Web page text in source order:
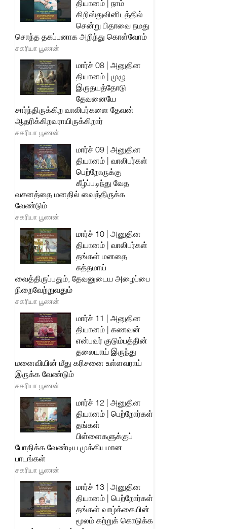
தியானம் | நாம்
கிறிஸ்துவினிடத்தில்
சென்று பிதாவை நமது
சொந்த தகப்பனாக அறிந்து கொள்வோம்
சகரியா பூணன்
மார்ச் 08 | அனுதின
தியானம் | முழு
இருதயத்தோடு
தேவனையே
சார்ந்திருக்கிற வாலிபர்களை தேவன்
ஆதரிக்கிறவராயிருக்கிறார்
சகரியா பூணன்
மார்ச் 09 | அனுதின
தியானம் | வாலிபர்கள்
பெற்றோருக்கு
கீழ்ப்படிந்து வேத
வசனத்தை மனதில் வைத்திருக்க
வேண்டும்
சகரியா பூணன்
மார்ச் 10 | அனுதின
தியானம் | வாலிபர்கள்
தங்கள் மனதை
சுத்தமாய்
வைத்திருப்பதும், தேவனுடைய அழைப்பை
நிறைவேற்றுவதும்
சகரியா பூணன்
மார்ச் 11 | அனுதின
தியானம் | கணவன்
என்பவர் குடும்பத்தின்
தலையாய் இருந்து
மனைவியின் மீது கரிசனை உள்ளவராய்
இருக்க வேண்டும்
சகரியா பூணன்
மார்ச் 12 | அனுதின
தியானம் | பெற்றோர்கள்
தங்கள்
பிள்ளைகளுக்குப்
போதிக்க வேண்டிய முக்கியமான
பாடங்கள்
சகரியா பூணன்
மார்ச் 13 | அனுதின
தியானம் | பெற்றோர்கள்
தங்கள் வாழ்க்கையின்
மூலம் கற்றுக் கொடுக்க